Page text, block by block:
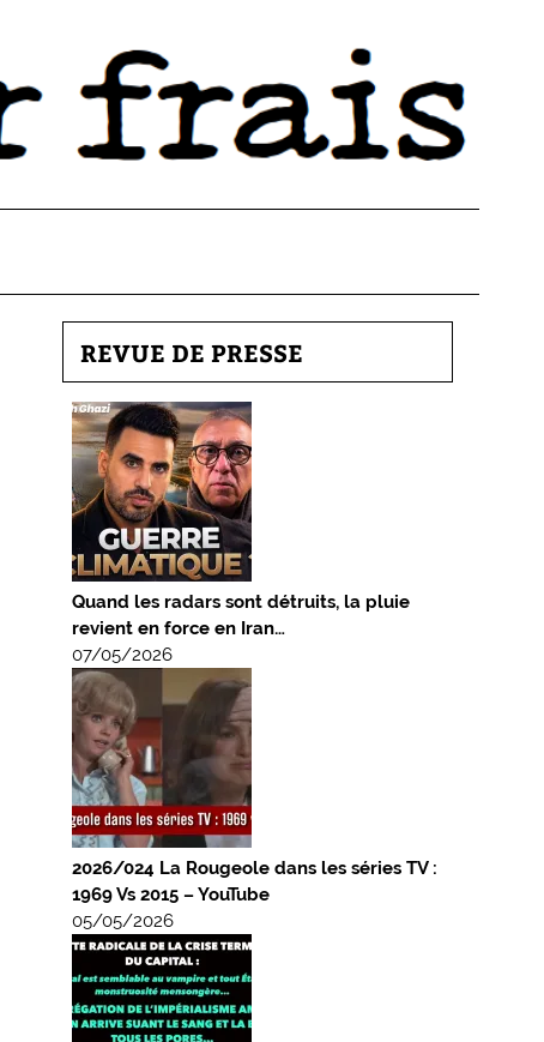
REVUE DE PRESSE
Quand les radars sont détruits, la pluie
revient en force en Iran…
07/05/2026
2026/024 La Rougeole dans les séries TV :
1969 Vs 2015 – YouTube
05/05/2026